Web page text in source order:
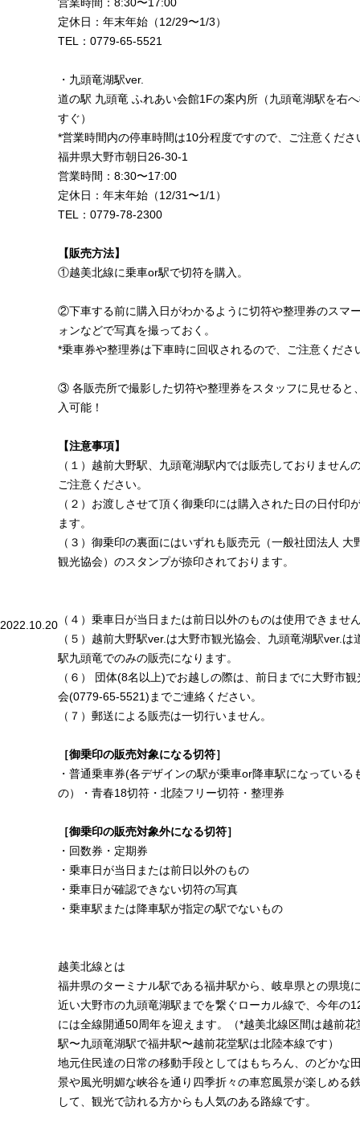
2022.10.20
定休日：年末年始（12/29〜1/3）
TEL：0779-65-5521
・九頭竜湖駅ver.
道の駅 九頭竜 ふれあい会館1Fの案内所 （九頭竜湖駅を右
すぐ）
*営業時間内の停車時間は10分程度ですので、ご注意くださ
福井県大野市朝日26-30-1
営業時間：8:30〜17:00
定休日：年末年始（12/31〜1/1）
TEL：0779-78-2300
【販売方法】
①越美北線に乗車or駅で切符を購入。
②下車する前に購入日がわかるように切符や整理券のスマ
ォンなどで写真を撮っておく。
*乗車券や整理券は下車時に回収されるので、ご注意くださ
③ 各販売所で撮影した切符や整理券をスタッフに見せると
入可能！
【注意事項】
（１）越前大野駅、九頭竜湖駅内では販売しておりません
ご注意ください。
（２）お渡しさせて頂く御乗印には購入された日の日付印
ます。
（３）御乗印の裏面にはいずれも販売元（一般社団法人 大
観光協会）のスタンプが捺印されております。
（４）乗車日が当日または前日以外のものは使用できませ
（５）越前大野駅ver.は大野市観光協会、九頭竜湖駅ver.は
駅九頭竜でのみの販売になります。
（６） 団体(8名以上)でお越しの際は、前日までに大野市観
会(0779-65-5521)までご連絡ください。
（７）郵送による販売は一切行いません。
［御乗印の販売対象になる切符］
・普通乗車券(各デザインの駅が乗車or降車駅になっている
の）・青春18切符・北陸フリー切符・整理券
［御乗印の販売対象外になる切符］
・回数券・定期券
・乗車日が当日または前日以外のもの
・乗車日が確認できない切符の写真
・乗車駅または降車駅が指定の駅でないもの
越美北線とは
福井県のターミナル駅である福井駅から、岐阜県との県境
近い大野市の九頭竜湖駅までを繋ぐローカル線で、今年の
には全線開通50周年を迎えます。（*越美北線区間は越前花
駅〜九頭竜湖駅で福井駅〜越前花堂駅は北陸本線です）
地元住民達の日常の移動手段としてはもちろん、のどかな
景や風光明媚な峡谷を通り四季折々の車窓風景が楽しめる
して、観光で訪れる方からも人気のある路線です。